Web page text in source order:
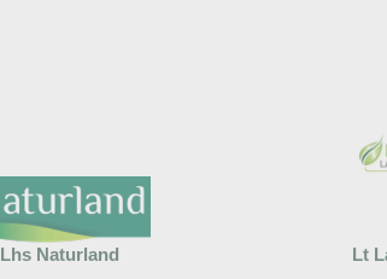
Lhs Naturland Lt